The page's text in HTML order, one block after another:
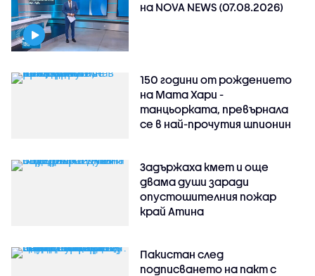
на NOVA NEWS (07.08.2026)
150 години от рождението
на Мата Хари -
танцьорката, превърнала
се в най-прочутия шпионин
Задържаха кмет и още
двама души заради
опустошителния пожар
край Атина
Пакистан след
подписването на пакт с